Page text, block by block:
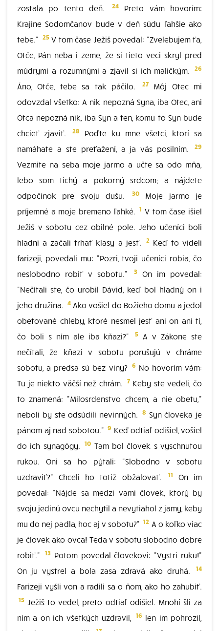
zostala po tento deň.
24Preto vám hovorím:
Krajine Sodomčanov bude v deň súdu ľahšie ako
tebe." 25V tom čase Ježiš povedal: "Zvelebujem ťa,
Otče, Pán neba i zeme, že si tieto veci skryl pred
múdrymi a rozumnými a zjavil si ich maličkým.
26
Áno, Otče, tebe sa tak páčilo. 27Môj Otec mi
odovzdal všetko: A nik nepozná Syna, iba Otec, ani
Otca nepozná nik, iba Syn a ten, komu to Syn bude
chcieť zjaviť.
28
Poďte ku mne všetci, ktorí sa
namáhate a ste preťažení, a ja vás posilním.
29
Vezmite na seba moje jarmo a učte sa odo mňa,
lebo som tichý a pokorný srdcom; a nájdete
odpočinok pre svoju dušu.
30 Moje jarmo je
príjemné a moje bremeno ľahké. 1 V tom čase išiel
Ježiš v sobotu cez obilné pole. Jeho učeníci boli
hladní a začali trhať klasy a jesť.
2Keď to videli
farizeji, povedali mu: "Pozri, tvoji učeníci robia, čo
neslobodno robiť v sobotu."
3 On im povedal:
"Nečítali ste, čo urobil Dávid, keď bol hladný on i
jeho družina. 4Ako vošiel do Božieho domu a jedol
obetované chleby, ktoré nesmel jesť ani on ani tí,
čo boli s ním ale iba kňazi?"
5 A v Zákone ste
nečítali, že kňazi v sobotu porušujú v chráme
sobotu, a predsa sú bez viny? 6 No hovorím vám:
Tu je niekto väčší než chrám. 7Keby ste vedeli, čo
to znamená: "Milosrdenstvo chcem, a nie obetu,"
neboli by ste odsúdili nevinných. 8 Syn človeka je
pánom aj nad sobotou." 9 Keď odtiaľ odišiel, vošiel
do ich synagógy. 10 Tam bol človek s vyschnutou
rukou. Oni sa ho pýtali: "Slobodno v sobotu
uzdraviť?" Chceli ho totiž obžalovať.
11
On im
povedal: "Nájde sa medzi vami človek, ktorý by
svoju jedinú ovcu nechytil a nevytiahol z jamy, keby
mu do nej padla, hoc aj v sobotu?" 12 A o koľko viac
je človek ako ovca! Teda v sobotu slobodno dobre
robiť."
13Potom povedal človekovi: "Vystri ruku!"
On ju vystrel a bola zasa zdravá ako druhá.
14
Farizeji vyšli von a radili sa o ňom, ako ho zahubiť.
15 Ježiš to vedel, preto odtiaľ odišiel. Mnohí šli za
ním a on ich všetkých uzdravil,
16 len im pohrozil,